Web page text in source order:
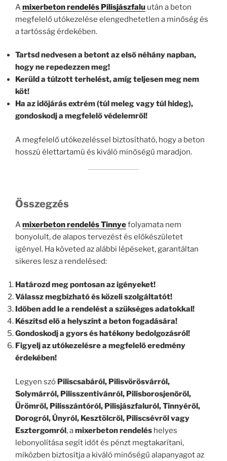
Amixerbeton rendelés Pilisjászfalu után a beton
megfelelő utókezelése elengedhetetlen a minőség és
a tartósság érdekében.
Tartsd nedvesen a betont az első néhány napban,
hogy ne repedezzen meg!
Kerüld a túlzott terhelést, amíg teljesen meg nem
köt!
Ha az időjárás extrém (túl meleg vagy túl hideg),
gondoskodj a megfelelő védelemről!
A megfelelő utókezeléssel biztosítható, hogy a beton
hosszú élettartamú és kiváló minőségű maradjon.
Összegzés
Amixerbeton rendelés Tinnyefolyamata nem
bonyolult, de alapos tervezést és előkészületet
igényel. Ha követed az alábbi lépéseket, garantáltan
sikeres lesz a rendelésed:
Határozd meg pontosan az igényeket!
Válassz megbízható és közeli szolgáltatót!
Időben add le a rendelést a szükséges adatokkal!
Készítsd elő a helyszínt a beton fogadására!
Gondoskodj a gyors és hatékony bedolgozásról!
Figyelj az utókezelésre a megfelelő eredmény
érdekében!
Legyen szó Piliscsabáról, Pilisvörösvárról,
Solymárról, Pilisszentivánról, Pilisborosjenőről,
Ürömről, Pilisszántóról, Pilisjászfaluról, Tinnyéről,
Dorogról, Únyról, Kesztölcről, Piliscsévről vagy
Esztergomról, amixerbeton rendelés helyes
lebonyolítása segít időt és pénzt megtakarítani,
miközben biztosítja a kiváló minőségű alapanyagot az